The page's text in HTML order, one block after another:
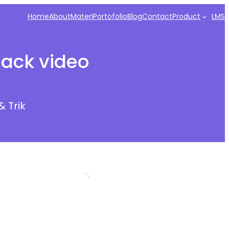
HomeAboutMateriPortofolioBlogContactProduct LMS
video
Trik